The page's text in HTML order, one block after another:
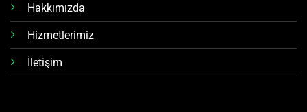
Hakkımızda
Hizmetlerimiz
İletişim